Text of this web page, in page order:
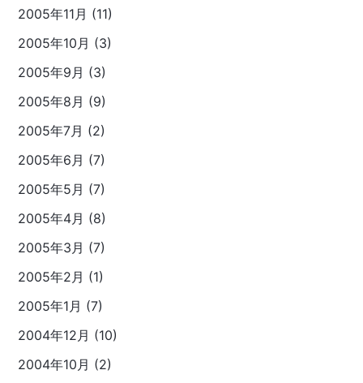
2005年11月 (11)
2005年10月 (3)
2005年9月 (3)
2005年8月 (9)
2005年7月 (2)
2005年6月 (7)
2005年5月 (7)
2005年4月 (8)
2005年3月 (7)
2005年2月 (1)
2005年1月 (7)
2004年12月 (10)
2004年10月 (2)